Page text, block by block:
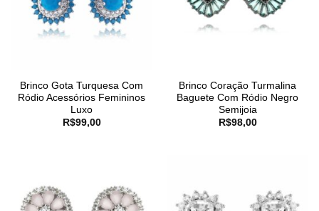
Brinco Gota Turquesa Com
Ródio Acessórios Femininos
Luxo
R$99,00
Brinco Coração Turmalina
Baguete Com Ródio Negro
Semijoia
R$98,00